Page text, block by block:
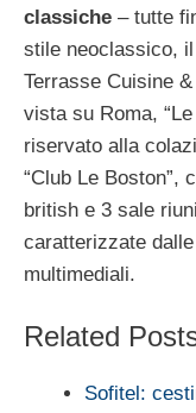
classiche – tutte
stile neoclassico,
Terrasse Cuisine
vista su Roma,
riservato alla
“Club Le Boston”,
british e 3 sale
caratterizzate
multimediali.
Related
Sofitel: